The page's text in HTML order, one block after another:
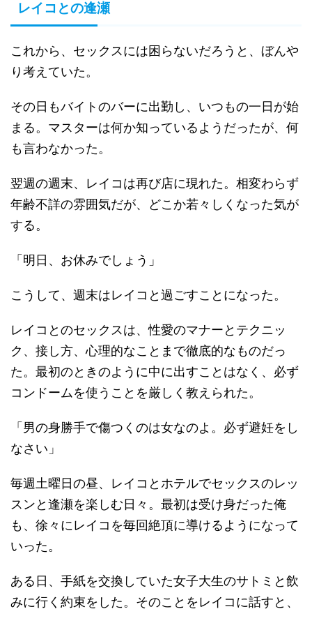
レイコとの逢瀬
これから、セックスには困らないだろうと、ぼんや
り考えていた。
その日もバイトのバーに出勤し、いつもの一日が始
まる。マスターは何か知っているようだったが、何
も言わなかった。
翌週の週末、レイコは再び店に現れた。相変わらず
年齢不詳の雰囲気だが、どこか若々しくなった気が
する。
「明日、お休みでしょう」
こうして、週末はレイコと過ごすことになった。
レイコとのセックスは、性愛のマナーとテクニッ
ク、接し方、心理的なことまで徹底的なものだっ
た。最初のときのように中に出すことはなく、必ず
コンドームを使うことを厳しく教えられた。
「男の身勝手で傷つくのは女なのよ。必ず避妊をし
なさい」
毎週土曜日の昼、レイコとホテルでセックスのレッ
スンと逢瀬を楽しむ日々。最初は受け身だった俺
も、徐々にレイコを毎回絶頂に導けるようになって
いった。
ある日、手紙を交換していた女子大生のサトミと飲
みに行く約束をした。そのことをレイコに話すと、